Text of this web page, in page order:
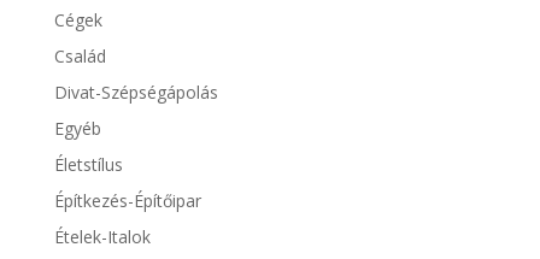
Cégek
Család
Divat-Szépségápolás
Egyéb
Életstílus
Építkezés-Építőipar
Ételek-Italok